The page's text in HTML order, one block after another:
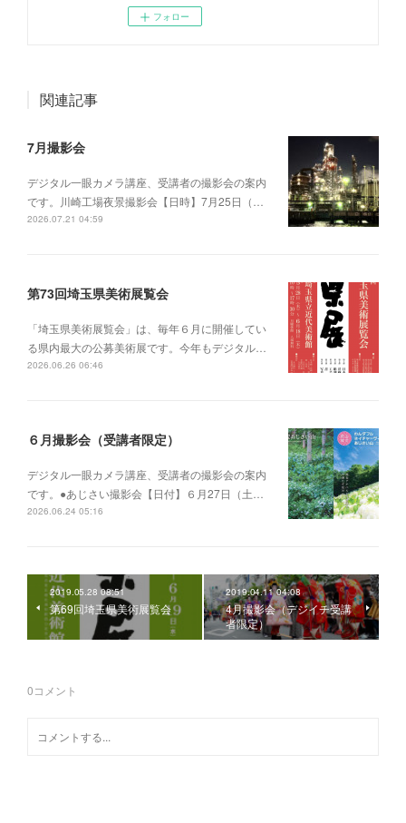
フォロー
関連記事
7月撮影会
デジタル一眼カメラ講座、受講者の撮影会の案内
です。川崎工場夜景撮影会【日時】7月25日（…
2026.07.21 04:59
第73回埼玉県美術展覧会
「埼玉県美術展覧会」は、毎年６月に開催してい
る県内最大の公募美術展です。今年もデジタル…
2026.06.26 06:46
６月撮影会（受講者限定）
デジタル一眼カメラ講座、受講者の撮影会の案内
です。●あじさい撮影会【日付】６月27日（土…
2026.06.24 05:16
2019.05.28 08:51
第69回埼玉県美術展覧会
2019.04.11 04:08
4月撮影会（デジイチ受講
者限定）
0コメント